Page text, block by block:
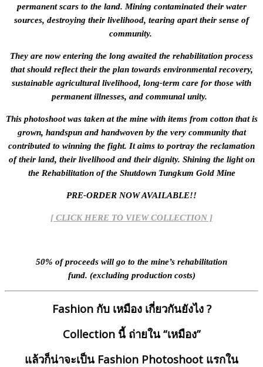
permanent scars to the land. Mining contaminated their water
sources, destroying their livelihood, tearing apart their sense of
community.
They are now entering the long awaited the rehabilitation process
thatshouldreflect their the plan towards environmental recovery,
sustainable agricultural livelihood, long-term care for those with
permanent illnesses, and communal unity.
This photoshoot was taken at the mine with items from cotton that is
grown, handspun and handwoven by thevery community that
contributed to winning the fight. It aims to portray the reclamation
of their land, their livelihood and their dignity. Shining the light on
the Rehabilitation of the Shutdown Tungkum Gold Mine
PRE-ORDER NOW AVAILABLE!!
[ CLICK HERE TO VIEW COLLECTION ]
50% of proceeds will go to the mine’s rehabilitation
fund. (excluding production costs)
Fashion กับ เหมือง เกี่ยวกันยังไง?
Collection นี้ ถ่ายใน“เหมือง”
แล้วก็น่าจะเป็น Fashion Photoshoot แรกใน